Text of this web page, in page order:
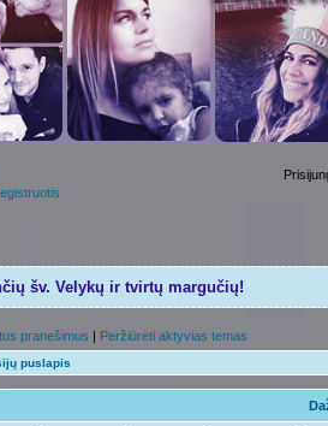
šv. Velykų ir tvirtų margučių!
pranešimus | Peržiūrėti aktyvias temas
puslapis